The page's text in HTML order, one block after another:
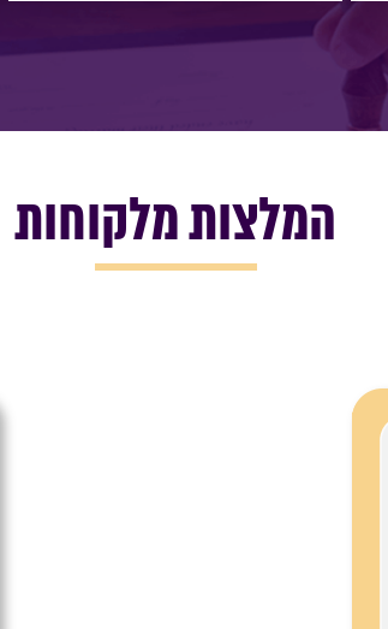
המלצות מלקוחות